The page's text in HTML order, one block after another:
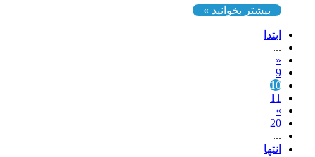
بیشتر بخوانید »
ابتدا
...
«
9
10
11
»
20
...
انتها